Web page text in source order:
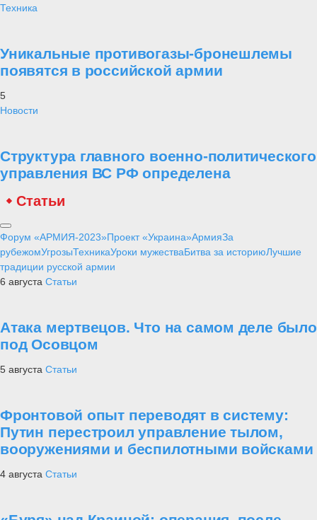
Техника
Уникальные противогазы-бронешлемы
появятся в российской армии
5
Новости
Структура главного военно-политического
управления ВС РФ определена
Статьи
Форум «АРМИЯ-2023»Проект «Украина»АрмияЗа
рубежомУгрозыТехникаУроки мужестваБитва за историюЛучшие
традиции русской армии
6 августа Статьи
Атака мертвецов. Что на самом деле было
под Осовцом
5 августа Статьи
Фронтовой опыт переводят в систему:
Путин перестроил управление тылом,
вооружениями и беспилотными войсками
4 августа Статьи